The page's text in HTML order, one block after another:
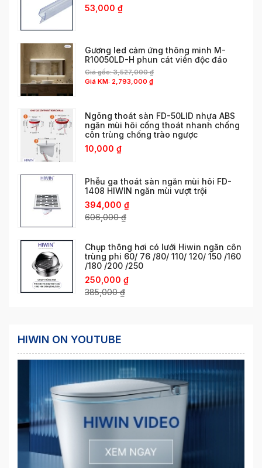
53,000 ₫
Gương led cảm ứng thông minh M-
R10050LD-H phun cát viền độc đáo
Giá gốc:3,527,000₫
Giá KM: 2,793,000 ₫
Ngõng thoát sàn FD-50LID nhựa ABS
ngăn mùi hôi cống thoát nhanh chống
côn trùng chống trào ngược
10,000 ₫
Phễu ga thoát sàn ngăn mùi hôi FD-
1408 HIWIN ngăn mùi vượt trội
394,000 ₫
606,000₫
Chụp thông hơi có lưới Hiwin ngăn côn
trùng phi 60/ 76 /80/ 110/ 120/ 150 /160
/180 /200 /250
250,000 ₫
385,000₫
HIWIN ON YOUTUBE